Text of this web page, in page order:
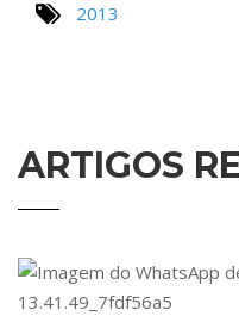
2013
ARTIGOS